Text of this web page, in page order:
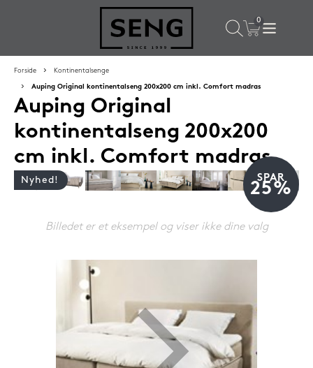
1.199,-
Forside Kontinentalsenge
Auping Original kontinentalseng 200x200 cm inkl. Comfort madras
Auping Original
kontinentalseng 200x200
cm inkl. Comfort madras
Billedet er et eksempel og viser ikke dine valg
SPAR
25%
Nyhed!